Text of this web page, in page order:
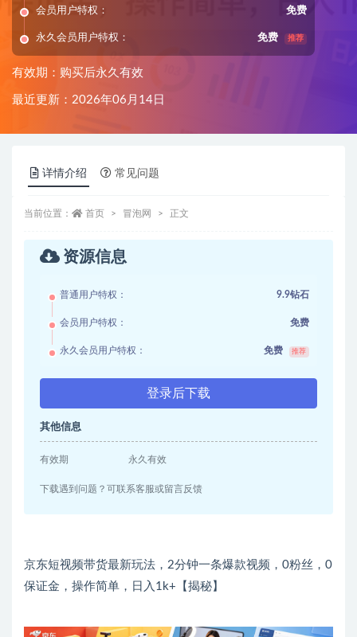
会员用户特权： 免费
永久会员用户特权： 免费 推荐
有效期：购买后永久有效
最近更新：2026年06月14日
详情介绍 常见问题
当前位置： 首页 冒泡网 正文
资源信息
普通用户特权： 9.9钻石
会员用户特权： 免费
永久会员用户特权： 免费 推荐
登录后下载
其他信息
有效期 永久有效
下载遇到问题？可联系客服或留言反馈
京东短视频带货最新玩法，2分钟一条爆款视频，0粉丝，0
保证金，操作简单，日入1k+【揭秘】